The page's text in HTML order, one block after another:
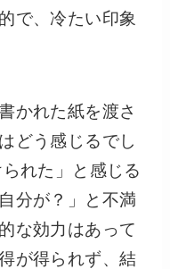
で、冷たい印象
かれた紙を渡さ
どう感じるでし
れた」と感じる
分が？」と不満
な効力はあって
が得られず、結